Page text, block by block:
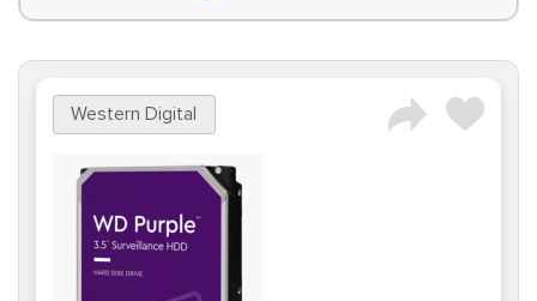
Western Digital